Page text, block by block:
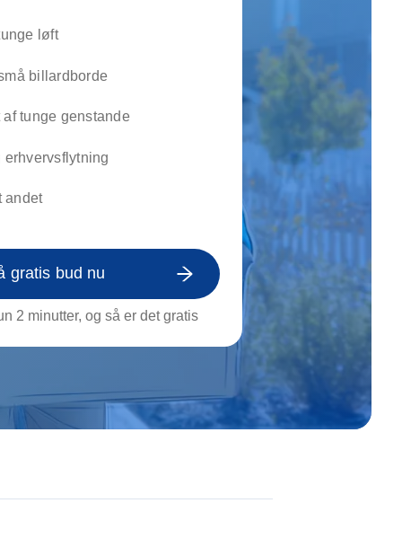
hvidevarer
af tagrende
rengøring
løft
billardborde
af tunge genstande
erhvervsflytning
andet
gratis bud nu
2 minutter, og så er det gratis